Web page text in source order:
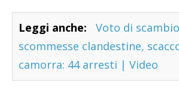
Leggi anche:
Voto di
scommesse clandestine,
camorra: 44 arresti | Video